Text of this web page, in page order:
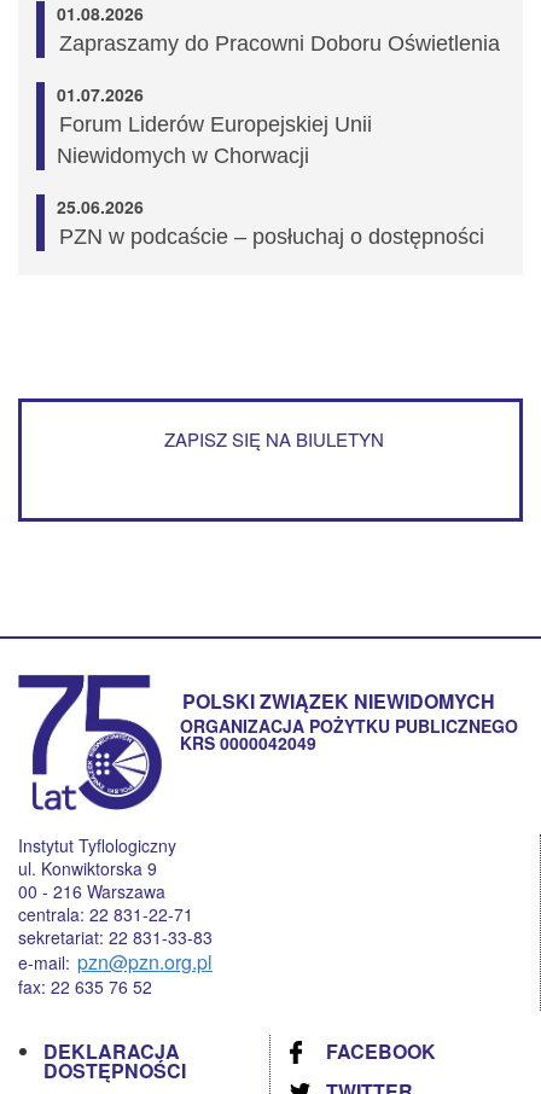
01.08.2026
Zapraszamy do Pracowni Doboru Oświetlenia
01.07.2026
Forum Liderów Europejskiej Unii
Niewidomych w Chorwacji
25.06.2026
PZN w podcaście – posłuchaj o dostępności
ZAPISZ SIĘ NA BIULETYN
POLSKI ZWIĄZEK NIEWIDOMYCH
ORGANIZACJA POŻYTKU PUBLICZNEGO
KRS 0000042049
Instytut Tyflologiczny
ul. Konwiktorska 9
00 - 216 Warszawa
centrala: 22 831-22-71
sekretariat: 22 831-33-83
e-mail: pzn@pzn.org.pl
fax: 22 635 76 52
DEKLARACJA
DOSTĘPNOŚCI
FACEBOOK